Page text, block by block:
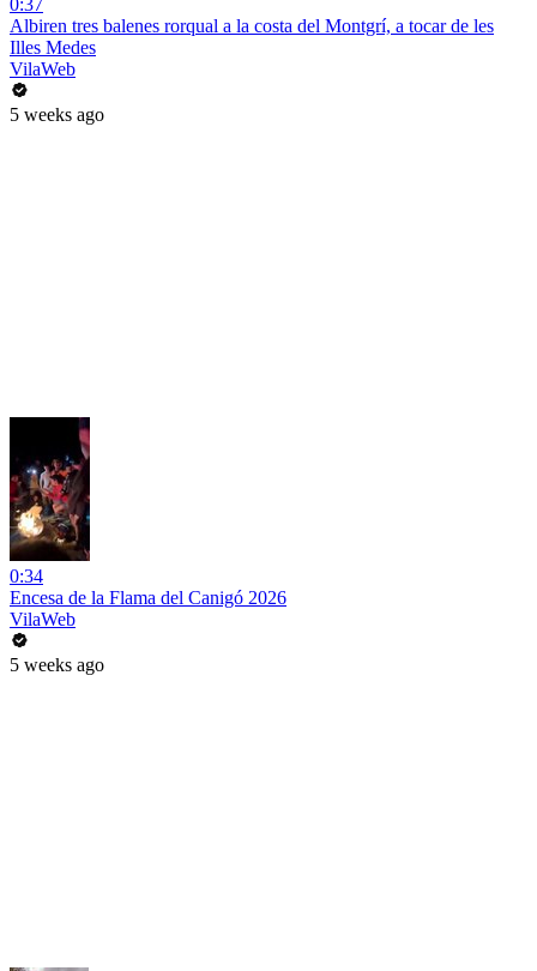
0:37
Albiren tres balenes rorqual a la costa del Montgrí, a tocar de les
Illes Medes
VilaWeb
5 weeks ago
0:34
Encesa de la Flama del Canigó 2026
VilaWeb
5 weeks ago